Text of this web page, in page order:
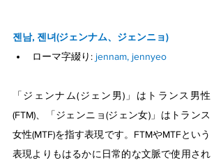
젠남, 젠녀(ジェンナム、ジェンニョ)
ローマ字綴り: jennam, jennyeo
「ジェンナム(ジェン男)」はトランス男性
(FTM)、「ジェンニョ(ジェン女)」はトランス
女性(MTF)を指す表現です。FTMやMTFという
表現よりもはるかに日常的な文脈で使用され